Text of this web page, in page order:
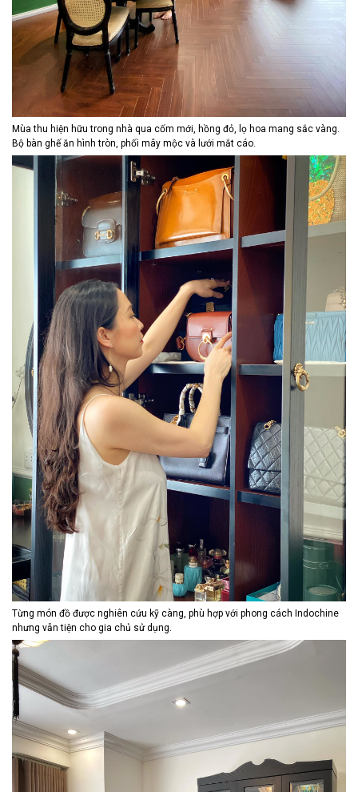
Mùa thu hiện hữu trong nhà qua cốm mới, hồng đỏ, lọ hoa mang sắc vàng.
Bộ bàn ghế ăn hình tròn, phối mây mộc và lưới mắt cáo.
Từng món đồ được nghiên cứu kỹ càng, phù hợp với phong cách Indochine
nhưng vẫn tiện cho gia chủ sử dụng.